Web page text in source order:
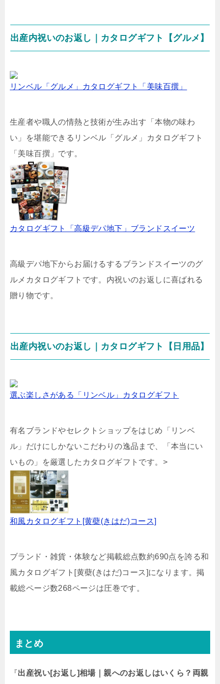
出産内祝いのお返し｜カタログギフト【グルメ】
リンベル「グルメ」カタログギフト「美味百撰」
生産者や職人の情熱と技術が生み出す「本物の味わ
い」を堪能できるリンベル「グルメ」カタログギフト
「美味百撰」です。
カタログギフト「高級デパ地下」ブランドスイーツ
高級デパ地下からお届けるするブランドスイーツのグ
ルメカタログギフトです。内祝いのお返しに喜ばれる
贈り物です。
出産内祝いのお返し｜カタログギフト【日用品】
選ぶ楽しさがある「リンベル」カタログギフト
有名ブランドやセレクトショップをはじめ「リンベ
ル」だけにしかないこだわりの逸品まで、「本当にい
いもの」を厳選したカタログギフトです。>
和風カタログギフト[黄蘗(きはだ)コース]
ブランド・雑貨・体験など掲載総点数約690点を誇る和
風カタログギフト[黄蘗(きはだ)コース]になります。掲
載総ページ数268ページは圧巻です。
まとめ
『出産祝い[お返し]相場｜親へのお返しはいくら？両親